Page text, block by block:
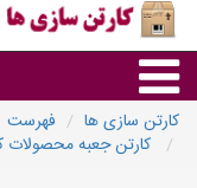
کارتن سازی ها فهرست
کارتن جعبه محصولات